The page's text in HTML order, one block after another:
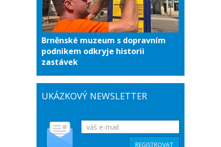
Brněnské muzeum s dopravním
podnikem odkryje historii
zastávek
UKÁZKOVÝ NEWSLETTER